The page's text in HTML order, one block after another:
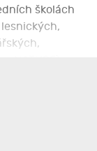
školách
NATURE),
a služeb,